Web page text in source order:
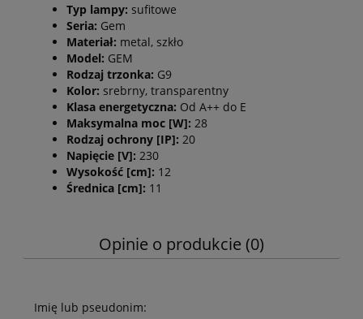
Typ lampy: sufitowe
Seria: Gem
Materiał: metal, szkło
Model: GEM
Rodzaj trzonka: G9
Kolor: srebrny, transparentny
Klasa energetyczna: Od A++ do E
Maksymalna moc [W]: 28
Rodzaj ochrony [IP]: 20
Napięcie [V]: 230
Wysokość [cm]: 12
Średnica [cm]: 11
Opinie o produkcie (0)
Imię lub pseudonim: